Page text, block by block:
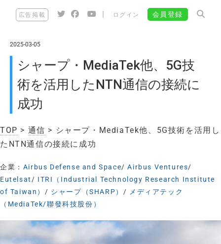
広告掲載 ログイン 会員登録
2025-03-05
シャープ・MediaTek他、5G技
術を活用したNTN通信の接続に
成功
TOP > 通信 > シャープ・MediaTek他、5G技術を活用し
たNTN通信の接続に成功
企業： Airbus Defense and Space/Airbus Ventures/
Eutelsat/ ITRI（Industrial Technology Research Institute
of Taiwan） / シャープ（SHARP） / メディアテック
（MediaTek/聯發科技股份）